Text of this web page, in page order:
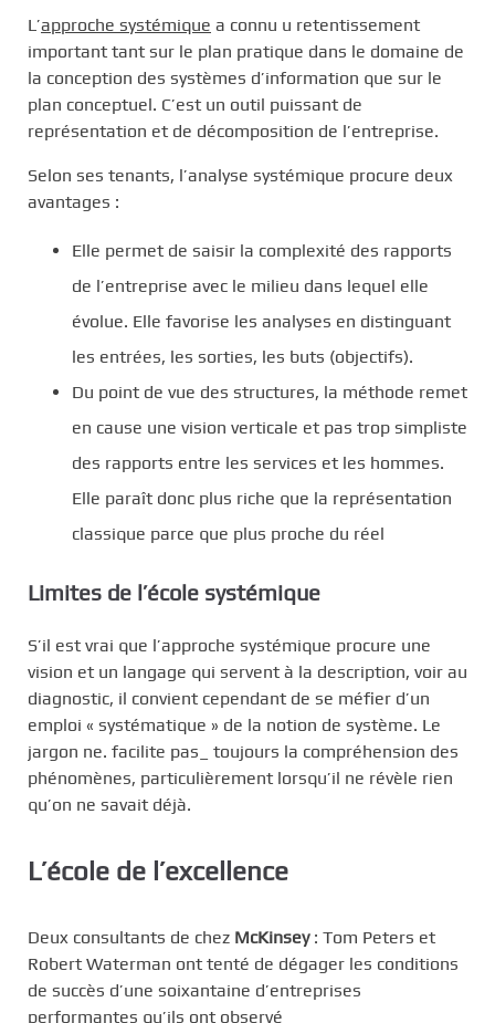
L’approche systémique a connu u retentissement
important tant sur le plan pratique dans le domaine de
la conception des systèmes d’information que sur le
plan conceptuel. C’est un outil puissant de
représentation et de décomposition de l’entreprise.
Selon ses tenants, l’analyse systémique procure deux
avantages :
Elle permet de saisir la complexité des rapports
de l’entreprise avec le milieu dans lequel elle
évolue. Elle favorise les analyses en distinguant
les entrées, les sorties, les buts (objectifs).
Du point de vue des structures, la méthode remet
en cause une vision verticale et pas trop simpliste
des rapports entre les services et les hommes.
Elle paraît donc plus riche que la représentation
classique parce que plus proche du réel
Limites de l’école systémique
S’il est vrai que l’approche systémique procure une
vision et un langage qui servent à la description, voir au
diagnostic, il convient cependant de se méfier d’un
emploi « systématique » de la notion de système. Le
jargon ne. facilite pas_ toujours la compréhension des
phénomènes, particulièrement lorsqu’il ne révèle rien
qu’on ne savait déjà.
L’école de l’excellence
Deux consultants de chez McKinsey: Tom Peters et
Robert Waterman ont tenté de dégager les conditions
de succès d’une soixantaine d’entreprises
performantes qu’ils ont observé